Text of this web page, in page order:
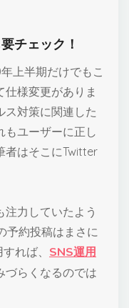
チェック！
上半期だけでもこ
様変更がありま
ス対策に関連した
もユーザーに正し
者はそこにTwitter
力していたよう
予約投稿はまさに
れば、 SNS運用
づらくなるのでは